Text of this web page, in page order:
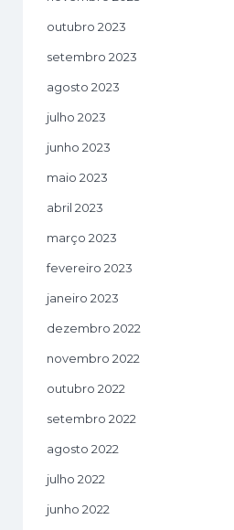
outubro 2023
setembro 2023
agosto 2023
julho 2023
junho 2023
maio 2023
abril 2023
março 2023
fevereiro 2023
janeiro 2023
dezembro 2022
novembro 2022
outubro 2022
setembro 2022
agosto 2022
julho 2022
junho 2022